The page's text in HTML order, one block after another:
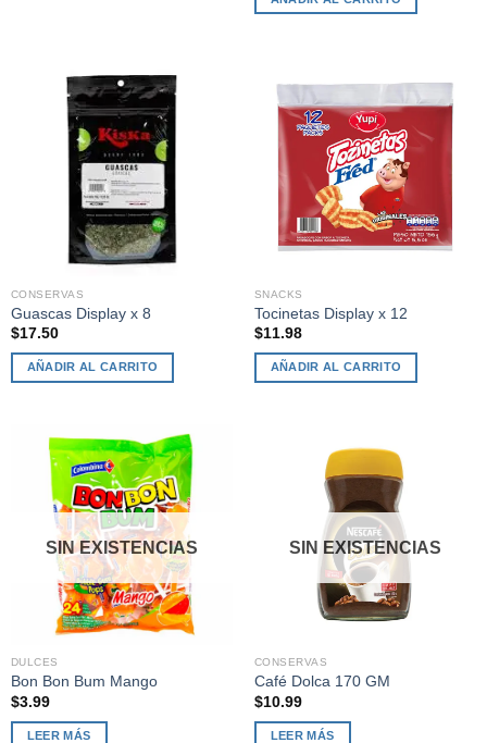
CONSERVAS
Guascas Display x 8
$17.50
AÑADIR AL CARRITO
SNACKS
Tocinetas Display x 12
$11.98
AÑADIR AL CARRITO
SIN EXISTENCIAS
DULCES
Bon Bon Bum Mango
$3.99
LEER MÁS
SIN EXISTENCIAS
CONSERVAS
Café Dolca 170 GM
$10.99
LEER MÁS